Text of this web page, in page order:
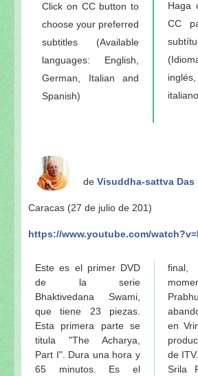
Click on CC button to
choose your preferred
subtitles (Available
languages: English,
German, Italian and
Spanish)
Haga
CC
de Visuddha-sattva Das
Caracas (27 de julio de 201)
https://www.youtube.com/
Este es el primer DVD
de la serie
Bhaktivedana Swami,
que tiene 23 piezas.
Esta primera parte se
titula "The Acharya,
Part I". Dura una hora y
65 minutos. Es el
final, de los últimos
momentos de Srila
Prabhupada antes de
abandonar su cuerpo
en Vrindavana. Es otra
producción audivisual
de
Srila